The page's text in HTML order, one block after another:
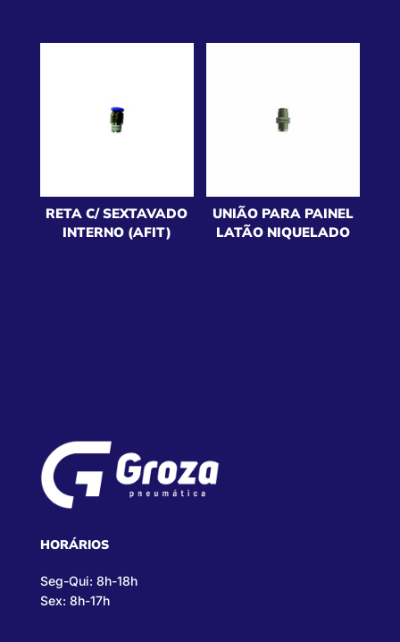
RETA C/ SEXTAVADO
INTERNO (AFIT)
UNIÃO PARA PAINEL
LATÃO NIQUELADO
HORÁRIOS
Seg-Qui: 8h-18h
Sex: 8h-17h